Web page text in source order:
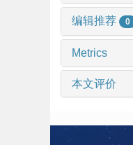
编辑推荐 0
Metrics
本文评价